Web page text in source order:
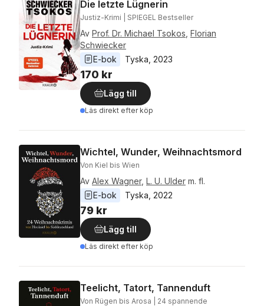
Die letzte Lügnerin
Justiz-Krimi | SPIEGEL Bestseller
Av Prof. Dr. Michael Tsokos Florian
Schwiecker
E-bok
Tyska 2023
170 kr
Lägg till
Läs direkt efter köp
Wichtel, Wunder, Weihnachtsmord
Von Kiel bis Wien
Av Alex Wagner, L. U. Ulder m. fl.
E-bok
Tyska 2022
79 kr
Lägg till
Läs direkt efter köp
Teelicht, Tatort, Tannenduft
Von Rügen bis Arosa | 24 spannende